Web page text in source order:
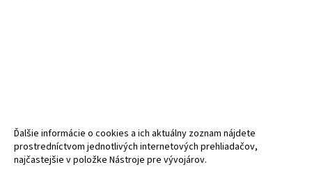
Ďalšie informácie o cookies a ich aktuálny zoznam nájdete
prostredníctvom jednotlivých internetových prehliadačov,
najčastejšie v položke Nástroje pre vývojárov.